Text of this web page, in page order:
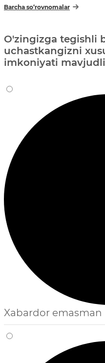
Barcha so‘rovnomalar
O'zingizga tegishli
uchastkangizni
imkoniyati
Xabardor emasman